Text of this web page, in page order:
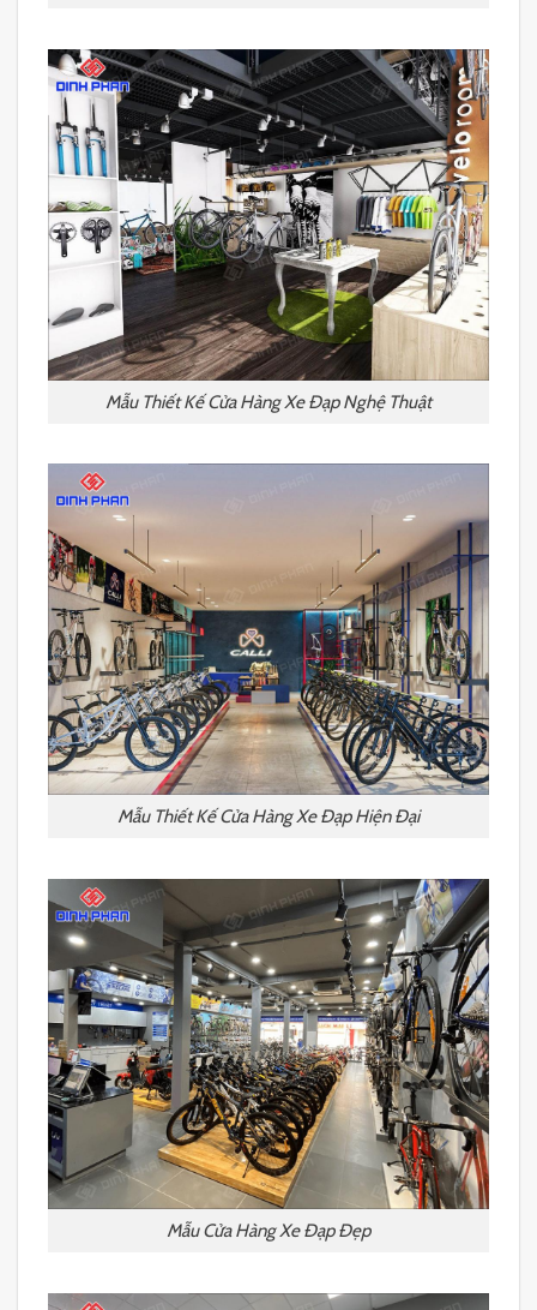
Mẫu Thiết Kế Cửa Hàng Xe Đạp Nghệ Thuật
Mẫu Thiết Kế Cửa Hàng Xe Đạp Hiện Đại
Mẫu Cửa Hàng Xe Đạp Đẹp